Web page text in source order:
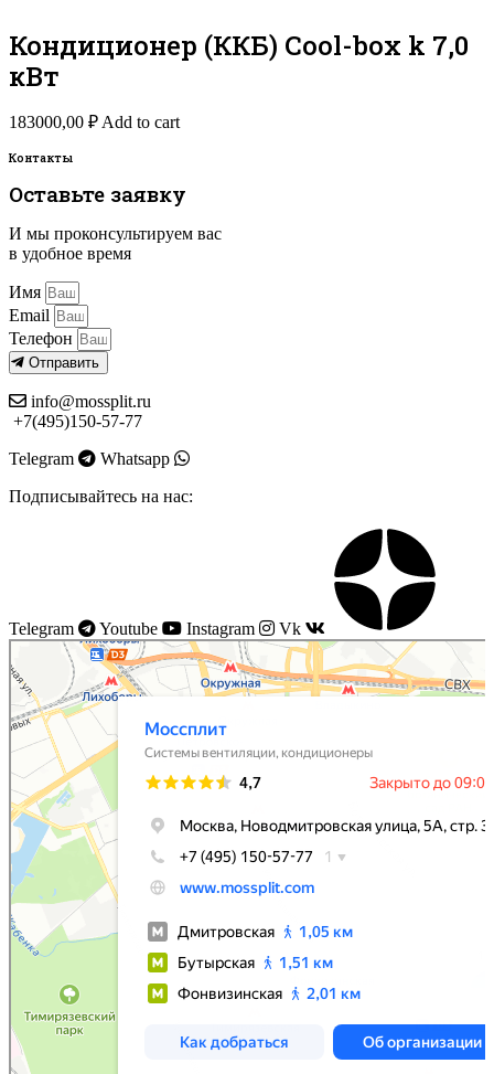
Кондиционер (ККБ) Cool-box k 7,0
кВт
183000,00 ₽ Add to cart
Контакты
Оставьте заявку
И мы проконсультируем вас
в удобное время
Имя
Email
Телефон
Отправить
info@mossplit.ru
+7(495)150-57-77
Telegram
Whatsapp
Подписывайтесь на нас:
Telegram Youtube Instagram Vk
Моссплит
Системы вентиляции в Москве
Установка кондиционеров в Москве